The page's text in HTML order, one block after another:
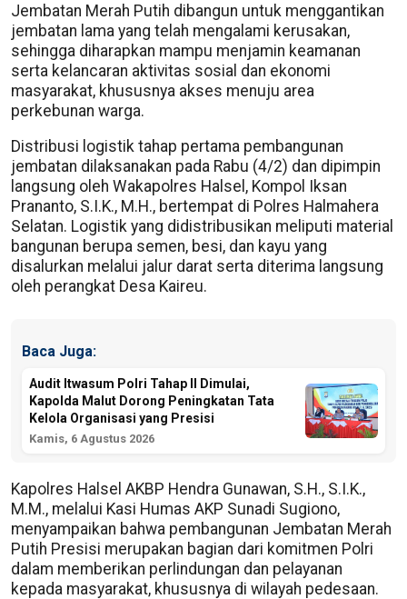
Jembatan Merah Putih dibangun untuk menggantikan
jembatan lama yang telah mengalami kerusakan,
sehingga diharapkan mampu menjamin keamanan
serta kelancaran aktivitas sosial dan ekonomi
masyarakat, khususnya akses menuju area
perkebunan warga.
Distribusi logistik tahap pertama pembangunan
jembatan dilaksanakan pada Rabu (4/2) dan dipimpin
langsung oleh Wakapolres Halsel, Kompol Iksan
Prananto, S.I.K., M.H., bertempat di Polres Halmahera
Selatan. Logistik yang didistribusikan meliputi material
bangunan berupa semen, besi, dan kayu yang
disalurkan melalui jalur darat serta diterima langsung
oleh perangkat Desa Kaireu.
Baca Juga:
Audit Itwasum Polri Tahap II Dimulai,
Kapolda Malut Dorong Peningkatan Tata
Kelola Organisasi yang Presisi
Kamis, 6 Agustus 2026
Kapolres Halsel AKBP Hendra Gunawan, S.H., S.I.K.,
M.M., melalui Kasi Humas AKP Sunadi Sugiono,
menyampaikan bahwa pembangunan Jembatan Merah
Putih Presisi merupakan bagian dari komitmen Polri
dalam memberikan perlindungan dan pelayanan
kepada masyarakat, khususnya di wilayah pedesaan.